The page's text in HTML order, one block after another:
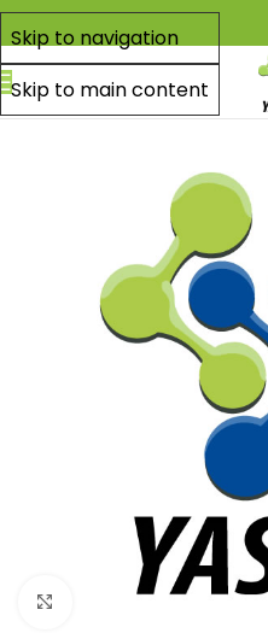
Skip to navigation
Skip to main content
Click to enlarge